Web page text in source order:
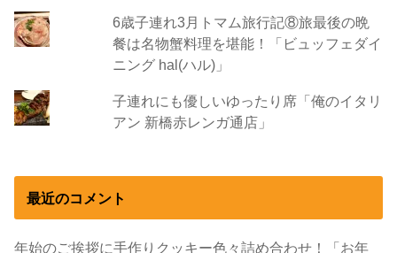
6歳子連れ3月トマム旅行記⑧旅最後の晩
餐は名物蟹料理を堪能！「ビュッフェダイ
ニング hal(ハル)」
子連れにも優しいゆったり席「俺のイタリ
アン 新橋赤レンガ通店」
最近のコメント
年始のご挨拶に手作りクッキー色々詰め合わせ！「お年